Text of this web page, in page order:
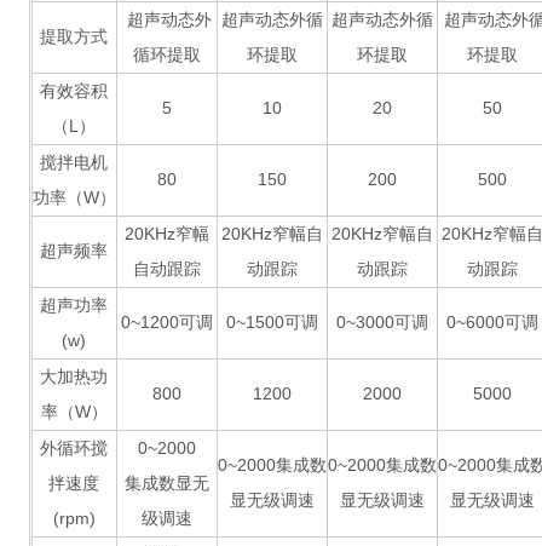
提取方式
超声动态外
循环提取
超声动态外循
环提取
超声动态外循
环提取
超声动态外
环提取
有效容积
（L）
5 10 20 50
搅拌电机
功率（W）
80 150 200 500
超声频率
20KHz窄幅
自动跟踪
20KHz窄幅自
动跟踪
20KHz窄幅自
动跟踪
20KHz窄幅自
动跟踪
超声功率
(w)
0~1200可调 0~1500可调 0~3000可调 0~6000可调
大加热功
率（W）
800 1200 2000 5000
外循环搅
拌速度
(rpm)
0~2000
集成数显无
级调速
0~2000集成数
显无级调速
0~2000集成数
显无级调速
0~2000集成
显无级调速